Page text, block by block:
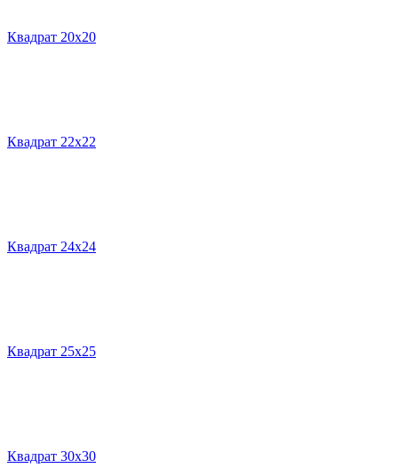
Квадрат 20х20
Квадрат 22х22
Квадрат 24х24
Квадрат 25х25
Квадрат 30х30